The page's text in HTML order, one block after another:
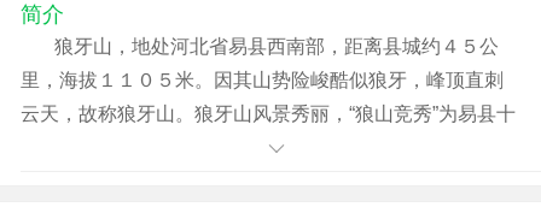
道）左转西行，过北易水大桥，沿易（县）满（城县）路
向西南行驶45公里抵达狼牙山下，开车上坡抵狼牙山停车
场 ②从石家庄出发：（线路1）石家庄——保定——满城
——坨南——独乐——岭东——狼牙山/（线路2）石家庄
简介
狼牙山，地处河北省易县西南部，距离县城约４５公
里，海拔１１０５米。因其山势险峻酷似狼牙，峰顶直刺
云天，故称狼牙山。狼牙山风景秀丽，“狼山竞秀”为易县十
景之一。狼牙山东西、南北约长１５公里，面积为２２５